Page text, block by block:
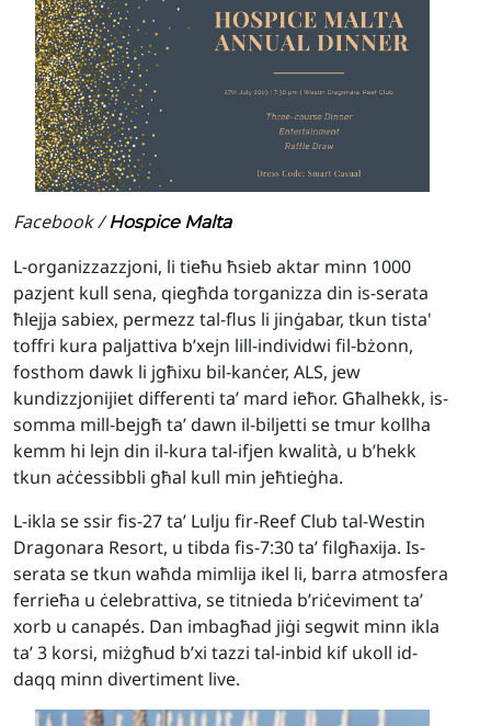
Facebook /Hospice Malta
L-organizzazzjoni, li tieħu ħsieb aktar minn 1000
pazjent kull sena, qiegħda torganizza din is-serata
ħlejja sabiex, permezz tal-flus li jinġabar, tkun tista'
toffri kura paljattiva b’xejn lill-individwi fil-bżonn,
fosthom dawk li jgħixu bil-kanċer, ALS, jew
kundizzjonijiet differenti ta’ mard ieħor. Għalhekk, is-
somma mill-bejgħ ta’ dawn il-biljetti se tmur kollha
kemm hi lejn din il-kura tal-ifjen kwalità, u b’hekk
tkun aċċessibbli għal kull min jeħtieġha.
L-ikla se ssir fis-27 ta’ Lulju fir-Reef Club tal-Westin
Dragonara Resort, u tibda fis-7:30 ta’ filgħaxija. Is-
serata se tkun waħda mimlija ikel li, barra atmosfera
ferrieħa u ċelebrattiva, se titnieda b’riċeviment ta’
xorb u canapés. Dan imbagħad jiġi segwit minn ikla
ta’ 3 korsi, miżgħud b’xi tazzi tal-inbid kif ukoll id-
daqq minn divertiment live.